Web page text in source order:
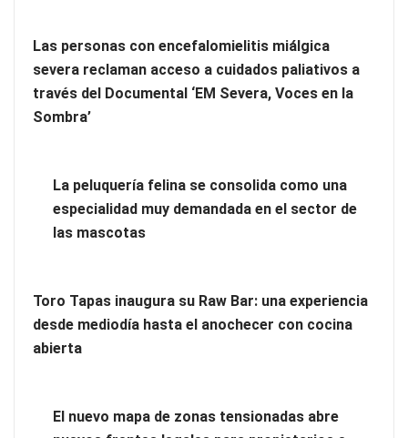
La revolución de la podología: plantillas personalizadas con
impresión 3D
Las personas con encefalomielitis miálgica
severa reclaman acceso a cuidados paliativos a
través del Documental ‘EM Severa, Voces en la
Sombra’
La peluquería felina se consolida como una
especialidad muy demandada en el sector de
las mascotas
Toro Tapas inaugura su Raw Bar: una experiencia
desde mediodía hasta el anochecer con cocina
abierta
El nuevo mapa de zonas tensionadas abre